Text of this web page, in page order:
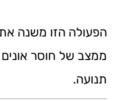
הפעולה הזו משנה
ממצב של חוסר
תנועה.